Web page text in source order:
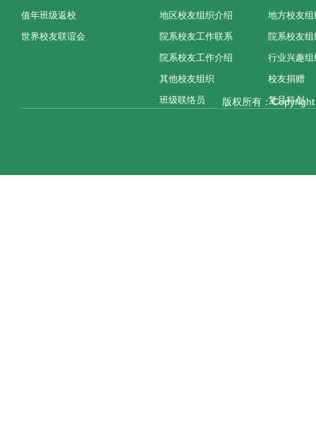
值年班级返校
世界校友联谊会
地区校友组织介绍
院系校友工作联系
院系校友工作介绍
其他校友组织
班级联络员
地方校友组
院系校友组
行业兴趣组
校友捐赠
复旦科创
版权所有：